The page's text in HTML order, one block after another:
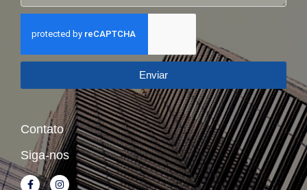
Enviar
Contato
Siga-nos